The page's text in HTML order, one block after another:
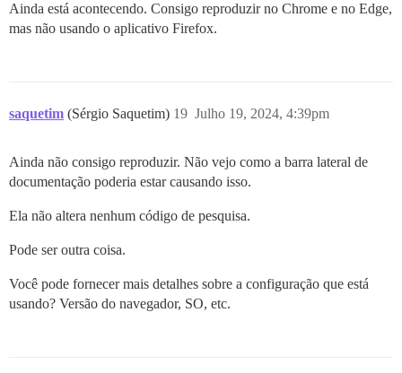
Ainda está acontecendo. Consigo reproduzir no Chrome e no Edge,
mas não usando o aplicativo Firefox.
saquetim (Sérgio Saquetim) Julho 19, 2024, 4:39pm
19
Ainda não consigo reproduzir. Não vejo como a barra lateral de
documentação poderia estar causando isso.
Ela não altera nenhum código de pesquisa.
Pode ser outra coisa.
Você pode fornecer mais detalhes sobre a configuração que está
usando? Versão do navegador, SO, etc.